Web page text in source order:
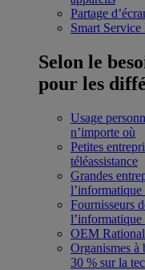
Partage
Smart Service
Selon le
pour les
Usage
n’importe où
Petites
téléassistance
Grandes
l’informatique
Fournisseurs
l’informatique
OEM
Organismes à
30 % sur la